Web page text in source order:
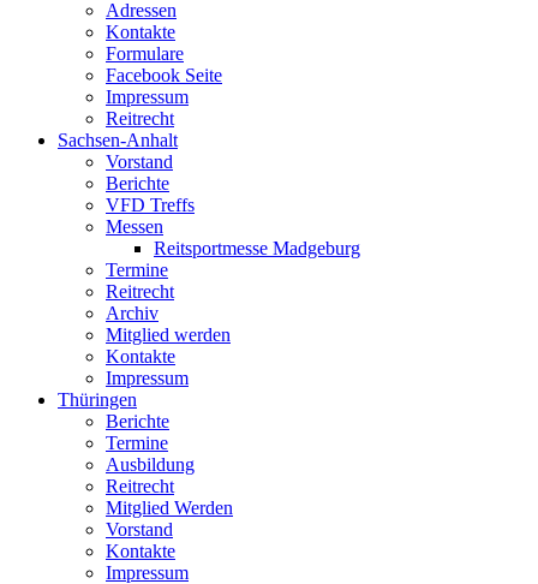
Adressen
Kontakte
Formulare
Facebook Seite
Impressum
Reitrecht
Sachsen-Anhalt
Vorstand
Berichte
VFD Treffs
Messen
Reitsportmesse Madgeburg
Termine
Reitrecht
Archiv
Mitglied werden
Kontakte
Impressum
Thüringen
Berichte
Termine
Ausbildung
Reitrecht
Mitglied Werden
Vorstand
Kontakte
Impressum